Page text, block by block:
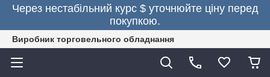
Через нестабільний курс $ уточнюйте ціну перед
покупкою.
Виробник торговельного обладнання